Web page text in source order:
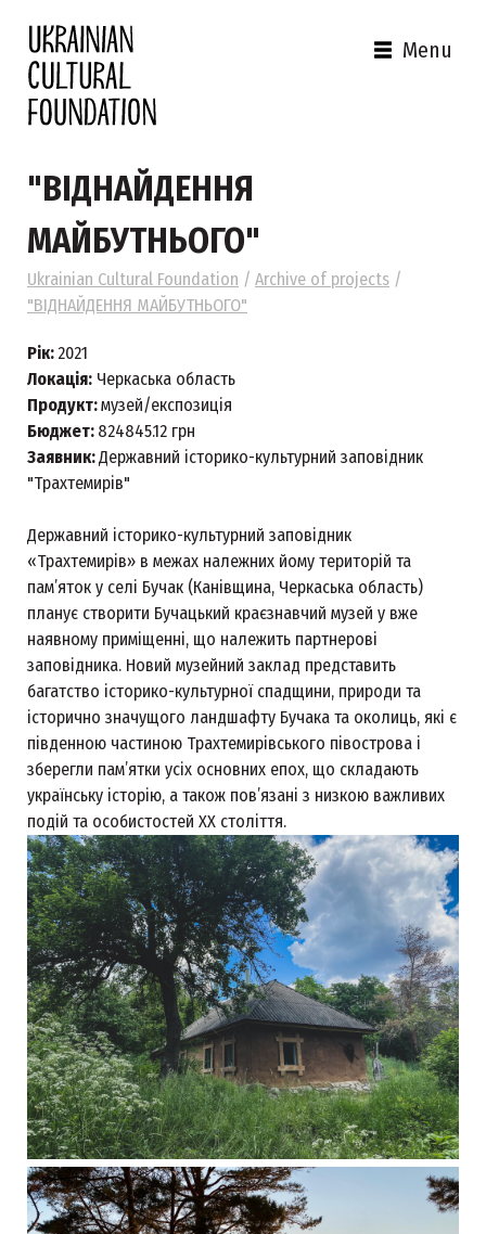
Menu
"ВІДНАЙДЕННЯ
МАЙБУТНЬОГО"
Ukrainian Cultural Foundation / Archive of projects /
"ВІДНАЙДЕННЯ МАЙБУТНЬОГО"
Рік: 2021
Локація: Черкаська область
Продукт:музей/експозиція
Бюджет: 824845.12 грн
Заявник:Державний історико-культурний заповідник
"Трахтемирів"
Державний історико-культурний заповідник
«Трахтемирів» в межах належних йому територій та
пам’яток у селі Бучак (Канівщина, Черкаська область)
планує створити Бучацький краєзнавчий музей у вже
наявному приміщенні, що належить партнерові
заповідника. Новий музейний заклад представить
багатство історико-культурної спадщини, природи та
історично значущого ландшафту Бучака та околиць, які є
південною частиною Трахтемирівського півострова і
зберегли пам’ятки усіх основних епох, що складають
українську історію, а також пов’язані з низкою важливих
подій та особистостей ХХ століття.